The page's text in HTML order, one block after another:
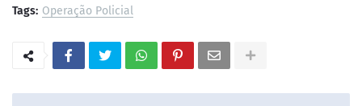
Tags: Operação Policial